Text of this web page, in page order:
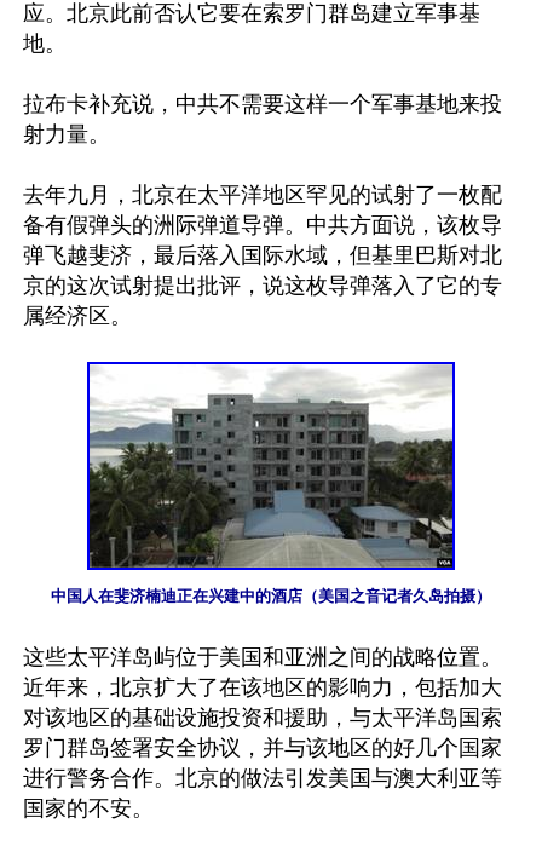
应。北京此前否认它要在索罗门群岛建立军事基
地。
拉布卡补充说，中共不需要这样一个军事基地来投
射力量。
去年九月，北京在太平洋地区罕见的试射了一枚配
备有假弹头的洲际弹道导弹。中共方面说，该枚导
弹飞越斐济，最后落入国际水域，但基里巴斯对北
京的这次试射提出批评，说这枚导弹落入了它的专
属经济区。
中国人在斐济楠迪正在兴建中的酒店（美国之音记者久岛拍摄）
这些太平洋岛屿位于美国和亚洲之间的战略位置。
近年来，北京扩大了在该地区的影响力，包括加大
对该地区的基础设施投资和援助，与太平洋岛国索
罗门群岛签署安全协议，并与该地区的好几个国家
进行警务合作。北京的做法引发美国与澳大利亚等
国家的不安。